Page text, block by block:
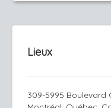
Lieux
309-5995 Boulevard